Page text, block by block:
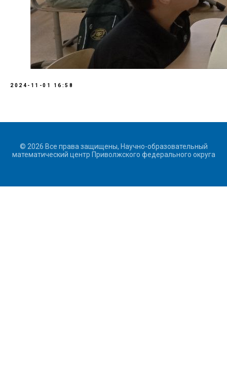
2024-11-01 16:58
© 2026 Все права защищены, Научно-образовательный
математический центр Приволжского федерального округа